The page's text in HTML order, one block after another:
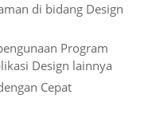
di bidang Design
Program
Design lainnya
Cepat